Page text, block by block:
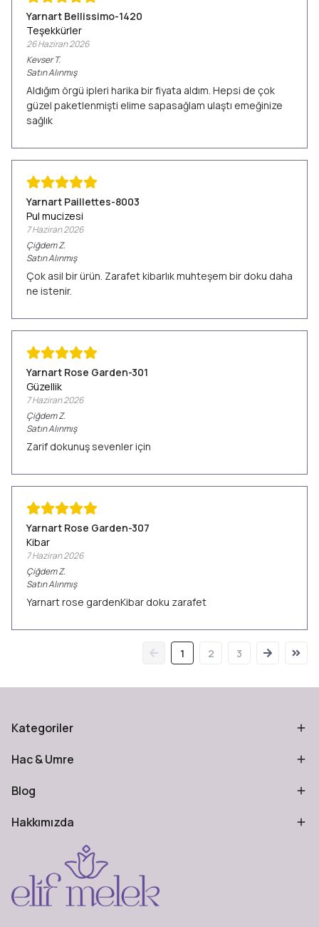
Yarnart Bellissimo-1420
Teşekkürler
26 Haziran 2026
Kevser T.
Satın Alınmış
Aldığım örgü ipleri harika bir fiyata aldım. Hepsi de çok
güzel paketlenmişti elime sapasağlam ulaştı emeğinize
sağlık
Yarnart Paillettes-8003
Pul mucizesi
7 Haziran 2026
ÇiğdemZ.
Satın Alınmış
Çok asil bir ürün. Zarafet kibarlık muhteşem bir doku daha
ne istenir.
Yarnart Rose Garden-301
Güzellik
7 Haziran 2026
ÇiğdemZ.
Satın Alınmış
Zarif dokunuş sevenler için
Yarnart Rose Garden-307
Kibar
7 Haziran 2026
ÇiğdemZ.
Satın Alınmış
Yarnart rose gardenKibar doku zarafet
1 2 3
Kategoriler
Hac & Umre
Blog
Hakkımızda